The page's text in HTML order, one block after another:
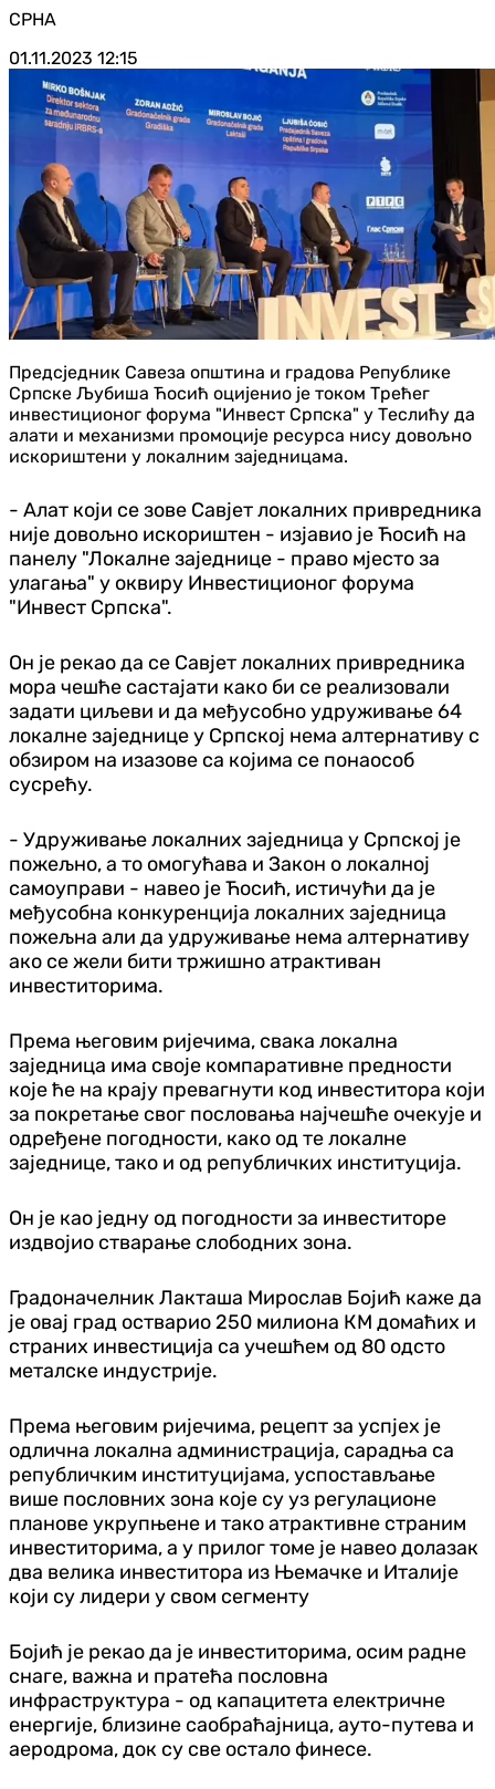
СРНА
01.11.2023 12:15
Предсједник Савеза општина и градова Републике
Српске Љубиша Ћосић оцијенио је током Трећег
инвестиционог форума "Инвест Српска" у Теслићу да
алати и механизми промоције ресурса нису довољно
искориштени у локалним заједницама.
- Алат који се зове Савјет локалних привредника
није довољно искориштен - изјавио је Ћосић на
панелу "Локалне заједнице - право мјесто за
улагања" у оквиру Инвестиционог форума
"Инвест Српска".
Он је рекао да се Савјет локалних привредника
мора чешће састајати како би се реализовали
задати циљеви и да међусобно удруживање 64
локалне заједнице у Српској нема алтернативу с
обзиром на изазове са којима се понаособ
сусрећу.
- Удруживање локалних заједница у Српској је
пожељно, а то омогућава и Закон о локалној
самоуправи - навео је Ћосић, истичући да је
међусобна конкуренција локалних заједница
пожељна али да удруживање нема алтернативу
ако се жели бити тржишно атрактиван
инвеститорима.
Према његовим ријечима, свака локална
заједница има своје компаративне предности
које ће на крају превагнути код инвеститора који
за покретање свог пословања најчешће очекује и
одређене погодности, како од те локалне
заједнице, тако и од републичких институција.
Он је као једну од погодности за инвеститоре
издвојио стварање слободних зона.
Градоначелник Лакташа Мирослав Бојић каже да
је овај град остварио 250 милиона КМ домаћих и
страних инвестиција са учешћем од 80 одсто
металске индустрије.
Према његовим ријечима, рецепт за успјех је
одлична локална администрација, сарадња са
републичким институцијама, успостављање
више пословних зона које су уз регулационе
планове укрупњене и тако атрактивне страним
инвеститорима, а у прилог томе је навео долазак
два велика инвеститора из Њемачке и Италије
који су лидери у свом сегменту
Бојић је рекао да је инвеститорима, осим радне
снаге, важна и пратећа пословна
инфраструктура - од капацитета електричне
енергије, близине саобраћајница, ауто-путева и
аеродрома, док су све остало финесе.